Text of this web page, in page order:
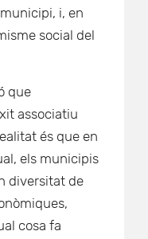
i, en
social del
que
associatiu
és que en
els municipis
diversitat de
cosa fa